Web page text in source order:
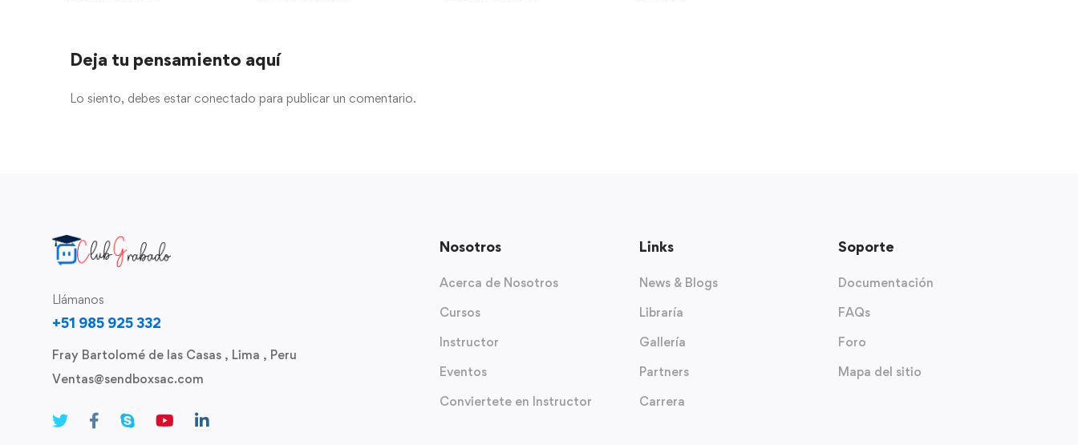
Deja tu pensamiento aquí
Lo siento, debes estar conectado para publicar un comentario.
Llámanos
+51 985 925 332
Fray Bartolomé de las Casas , Lima , Peru
Ventas@sendboxsac.com
Nosotros
Acerca de Nosotros
Cursos
Instructor
Eventos
Conviertete en Instructor
Links
News & Blogs
Libraría
Gallería
Partners
Carrera
Soporte
Documentación
FAQs
Foro
Mapa del sitio